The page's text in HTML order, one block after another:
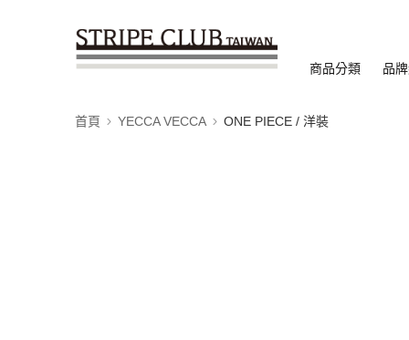
商品分類 品
首頁 YECCA VECCA ONE PIECE / 洋裝